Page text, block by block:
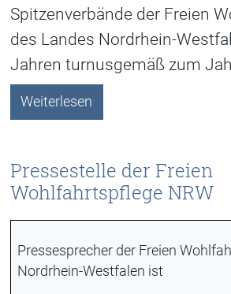
Spitzenverbände der Freien
des Landes Nordrhein-
Jahren turnusgemäß zum
Weiterlesen
Pressestelle der Freien
Wohlfahrtspflege NRW
Pressesprecher der Freien
Nordrhein-Westfalen ist